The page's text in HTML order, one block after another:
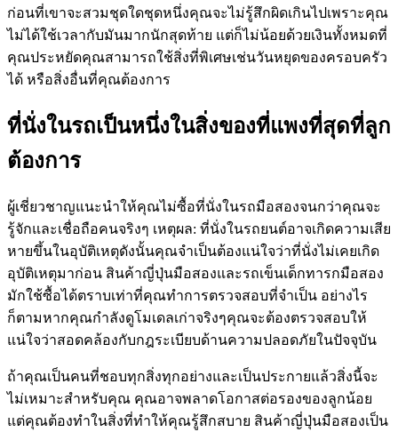
ก่อนที่เขาจะสวมชุดใดชุดหนึ่งคุณจะไม่รู้สึกผิดเกินไปเพราะคุณ
ไม่ได้ใช้เวลากับมันมากนักสุดท้าย แต่ก็ไม่น้อยด้วยเงินทั้งหมดที่
คุณประหยัดคุณสามารถใช้สิ่งที่พิเศษเช่นวันหยุดของครอบครัว
ได้ หรือสิ่งอื่นที่คุณต้องการ
ที่นั่งในรถเป็นหนึ่งในสิ่งของที่แพงที่สุดที่ลูก
ต้องการ
ผู้เชี่ยวชาญแนะนำให้คุณไม่ซื้อที่นั่งในรถมือสองจนกว่าคุณจะ
รู้จักและเชื่อถือคนจริงๆ เหตุผล: ที่นั่งในรถยนต์อาจเกิดความเสีย
หายขึ้นในอุบัติเหตุดังนั้นคุณจำเป็นต้องแน่ใจว่าที่นั่งไม่เคยเกิด
อุบัติเหตุมาก่อน สินค้าญี่ปุ่นมือสองและรถเข็นเด็กทารกมือสอง
มักใช้ซื้อได้ตราบเท่าที่คุณทำการตรวจสอบที่จำเป็น อย่างไร
ก็ตามหากคุณกำลังดูโมเดลเก่าจริงๆคุณจะต้องตรวจสอบให้
แน่ใจว่าสอดคล้องกับกฎระเบียบด้านความปลอดภัยในปัจจุบัน
ถ้าคุณเป็นคนที่ชอบทุกสิ่งทุกอย่างและเป็นประกายแล้วสิ่งนี้จะ
ไม่เหมาะสำหรับคุณ คุณอาจพลาดโอกาสต่อรองของลูกน้อย
แต่คุณต้องทำในสิ่งที่ทำให้คุณรู้สึกสบาย สินค้าญี่ปุ่นมือสองเป็น